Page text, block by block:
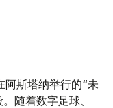
阿斯塔纳举行的“未
随着数字足球、